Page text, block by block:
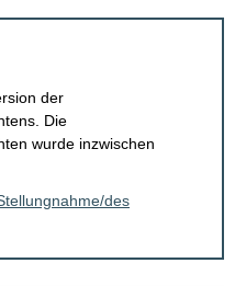
der
Die
wurde inzwischen
des